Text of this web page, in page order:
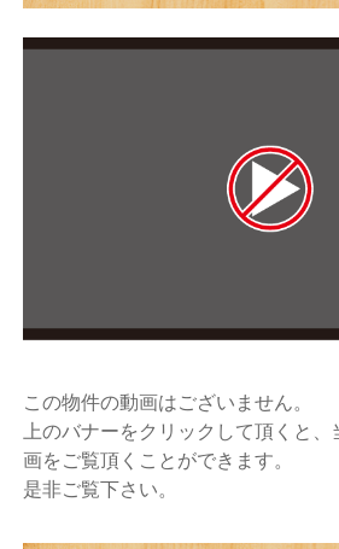
この物件の動画はございません。
上のバナーをクリックして頂くと
画をご覧頂くことができます。
是非ご覧下さい。